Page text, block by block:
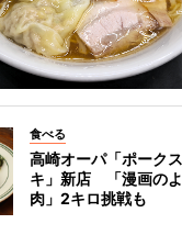
食べる
高崎オーパ「ポーク
キ」新店 「漫画の
肉」2キロ挑戦も